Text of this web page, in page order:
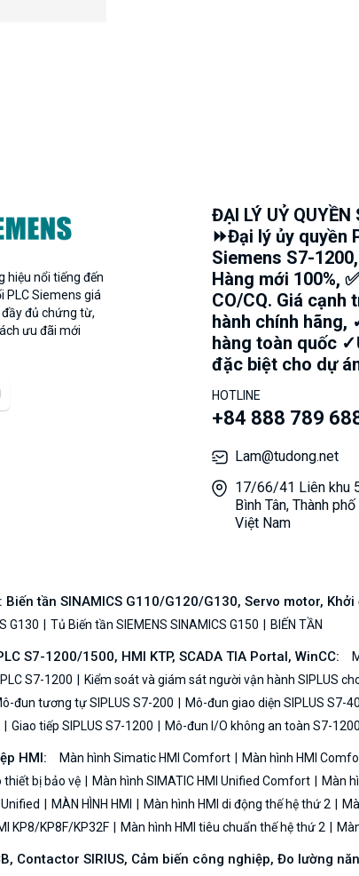
hiệu nổi tiếng đến
PLC Siemens giá
đủ chứng từ,
ưu đãi mới
ĐẠI LÝ UỶ QUYỀN
⏩Đại lý ủy quyền
Siemens S7-
Hàng mới 100%,
CO/CQ. Giá cạnh
hành chính hãng,
hàng toàn quốc
đặc biệt cho dự
HOTLINE
+84 888 789
Lam@tudong.net
17/66/41 Liên khu
Bình Tân, Thành
Việt Nam
tần SINAMICS G110/G120/G130, Servo motor, Khởi
G130
Tủ Biến tần SIEMENS SINAMICS G150 BIẾN TẦN
S7-1200/1500, HMI KTP, SCADA TIA Portal, WinCC:
PLC S7-1200 Kiểm soát và giám sát người vận hành SIPLUS
đun tương tự SIPLUS S7-200 Mô-đun giao diện SIPLUS S7-
Giao tiếp SIPLUS S7-1200 Mô-đun I/O không an toàn S7-1200
HMI: Màn hình Simatic HMI Comfort Màn hình HMI
thiết bị bảo vệ
Màn hình SIMATIC HMI Unified Comfort Màn
MÀN HÌNH HMI Màn hình HMI di động thế hệ thứ 2
KP8/KP8F/KP32F
Màn hình HMI tiêu chuẩn thế hệ thứ 2
Contactor SIRIUS, Cảm biến công nghiệp, Đo lường